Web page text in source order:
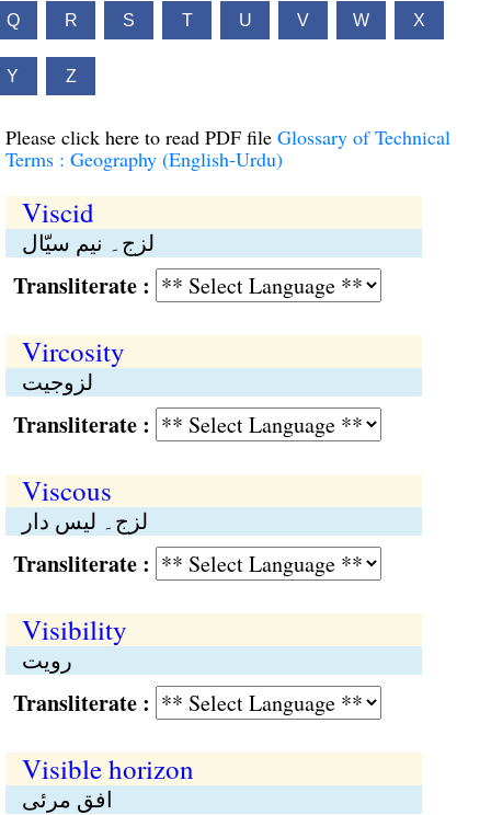
Q R S T U V W X
Y Z
Please click here to read PDF file Glossary of Technical
Terms : Geography (English-Urdu)
Viscid
لزج۔ نیم سیّال
:
Vircosity
لزوجیت
:
Viscous
لزج۔ لیس دار
:
Visibility
رویت
:
Visible horizon
افق مرئی